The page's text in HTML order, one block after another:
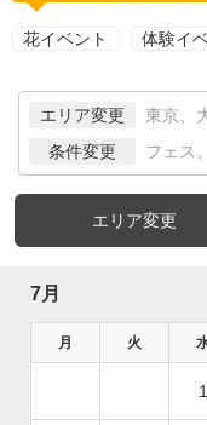
花イベント 体験イ
エリア変更 東京、
条件変更 フェス
エリア変更
7月
月 火
1